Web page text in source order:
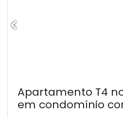
Apartamento T4
em condomínio